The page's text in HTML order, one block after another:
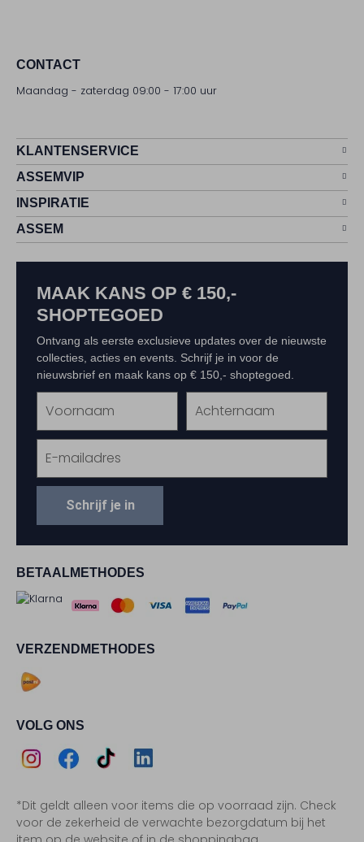
CONTACT
Maandag - zaterdag 09:00 - 17:00 uur
KLANTENSERVICE
ASSEMVIP
INSPIRATIE
ASSEM
BETAALMETHODES
VERZENDMETHODES
VOLG ONS
Instagram
Facebook
TikTokLinkedIn
*Dit geldt alleen voor items die op voorraad zijn. Check
voor de zekerheid de verwachte bezorgdatum bij het
MAAK KANS OP € 150,-
SHOPTEGOED
Ontvang als eerste exclusieve updates over de nieuwste
collecties, acties en events. Schrijf je in voor de
nieuwsbrief en maak kans op € 150,- shoptegoed.
Schrijf je in